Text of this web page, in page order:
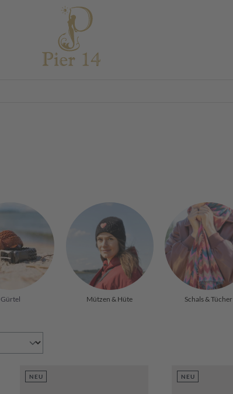
Gürtel Mützen & Hüte Schals & Tücher
NEU NEU